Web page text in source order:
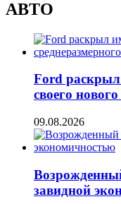
АВТО
Ford
своего
09.08.2026
завидной